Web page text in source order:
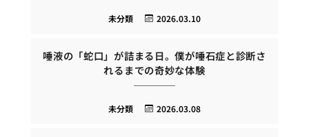
2026.03.10
未分類
唾液の「蛇口」が詰まる日。僕が唾石症と診断さ
れるまでの奇妙な体験
2026.03.08
未分類